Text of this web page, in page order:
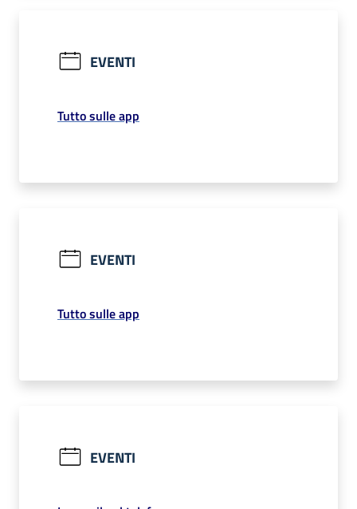
EVENTI
Tutto sulle app
EVENTI
Tutto sulle app
EVENTI